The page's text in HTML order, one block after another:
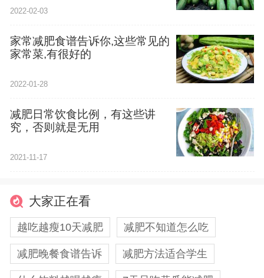
2022-02-03
家常减肥食谱告诉你,这些常见的
家常菜,有很好的
2022-01-28
减肥日常饮食比例，有这些讲
究，否则就是无用
2021-11-17
大家正在看
越吃越瘦10天减肥 减肥不知道怎么吃
减肥晚餐食谱告诉 减肥方法适合学生